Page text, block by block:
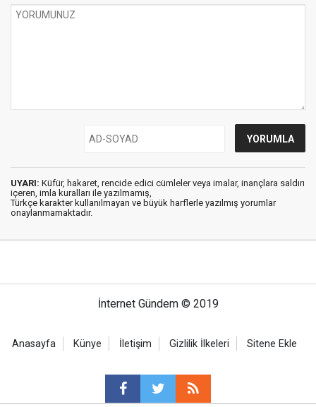
UYARI: Küfür, hakaret, rencide edici cümleler veya imalar, inançlara saldırı
içeren, imla kuralları ile yazılmamış,
Türkçe karakter kullanılmayan ve büyük harflerle yazılmış yorumlar
onaylanmamaktadır.
İnternet Gündem © 2019
Anasayfa Künye İletişim Gizlilik İlkeleri Sitene Ekle